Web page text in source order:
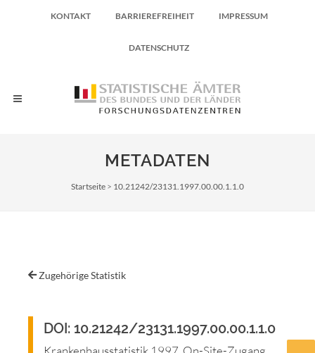
KONTAKT BARRIEREFREIHEIT IMPRESSUM
DATENSCHUTZ
METADATEN
Pfadnavigation
Startseite 10.21242/23131.1997.00.00.1.1.0
Zugehörige Statistik
DOI: 10.21242/23131.1997.00.00.1.1.0